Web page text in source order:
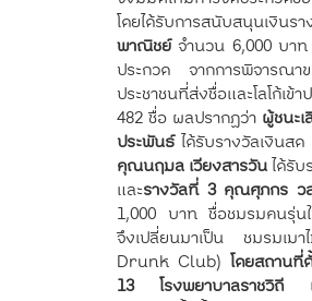
โดยได้รับการสนับสนุนเงินรา
พาณิชย์จำนวน 6,000 บาท
ประกวด จากการพิจารณ
ประชาชนที่ส่งชื่อและโลโก้
482 ชื่อ ผลปรากฏว่า ผู้ชนะ
ประพันธ์ได้รับรางวัลเงินส
คุณนฤมล เวียงสารวันได้รั
และรางวัลที่ 3 คุณศุภกร ว
1,000 บาท ชื่อชมรมคนรุ่น
จึงเปลี่ยนมาเป็น ชมรมเ
Drunk Club) โดยสถาน
13 โรงพยาบาลราชวิถี